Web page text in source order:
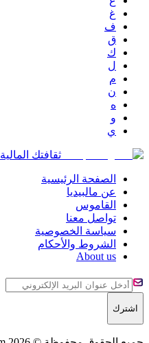
غ
ف
ق
ك
ل
م
ن
ه
و
ي
ثقافتك المالية
الصفحة الرئيسية
عن مالبيديا
القاموس
تواصل معنا
سياسة الخصوصية
الشروط والأحكام
About us
اشترك